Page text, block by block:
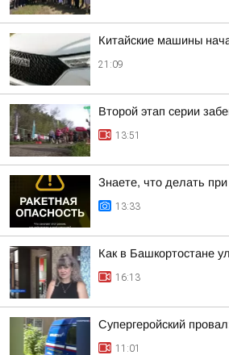
Китайские машины
21:09
Второй этап серии
13:51
Знаете, что делать
13:33
Как в Башкортостане
16:13
Супергеройский
11:01